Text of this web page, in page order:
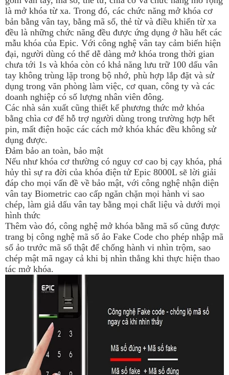
là mở khóa từ xa. Trong đó, các chức năng mở khóa cơ
bản bằng vân tay, bằng mã số, thẻ từ và điều khiển từ xa
đều là những chức năng đều được ứng dụng ở hầu hết các
mẫu khóa của Epic. Với công nghệ vân tay cảm biến hiện
đại, người dùng có thể dễ dàng mở khóa trong thời gian
chưa tới 1s và khóa còn có khả năng lưu trữ 100 dấu vân
tay không trùng lặp trong bộ nhớ, phù hợp lắp đặt và sử
dụng trong văn phòng làm việc, cơ quan, công ty và các
doanh nghiệp có số lượng nhân viên đông.
Các nhà sản xuất cũng thiết kế phương thức mở khóa
bằng chìa cơ để hỗ trợ người dùng trong trường hợp hết
pin, mất điện hoặc các cách mở khóa khác đều không sử
dụng được.
Đảm bảo an toàn, bảo mật
Nếu như khóa cơ thường có nguy cơ cao bị cạy khóa, phá
hủy thì sự ra đời của khóa điện tử Epic 8000L sẽ lời giải
đáp cho mọi vấn đề về bảo mật, với công nghệ nhận diện
vân tay Biometric cao cấp ngăn chặn mọi hành vi sao
chép, làm giả dấu vân tay bằng mọi chất liệu và dưới mọi
hình thức
Thêm vào đó, công nghệ mở khóa bằng mã số cũng được
trang bị công nghệ mã số ảo Fake Code cho phép nhập mã
số ảo trước mã số thật để chống hành vi nhìn trộm, sao
chép mật mã ngay cả khi bị nhìn thẳng khi thực hiện thao
tác mở khóa.